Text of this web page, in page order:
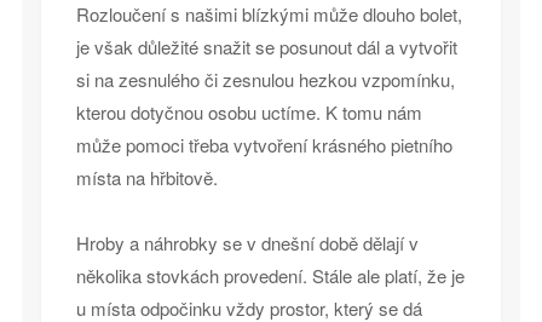
Rozloučení s našimi blízkými může dlouho bolet,
je však důležité snažit se posunout dál a vytvořit
si na zesnulého či zesnulou hezkou vzpomínku,
kterou dotyčnou osobu uctíme. K tomu nám
může pomoci třeba vytvoření krásného pietního
místa na hřbitově.
Hroby a náhrobky se v dnešní době dělají v
několika stovkách provedení. Stále ale platí, že je
u místa odpočinku vždy prostor, který se dá